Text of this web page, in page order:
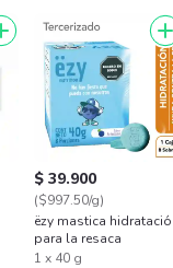
$ 39.900
($997.50/g)
ëzy mastica
para la resaca
1 x 40 g